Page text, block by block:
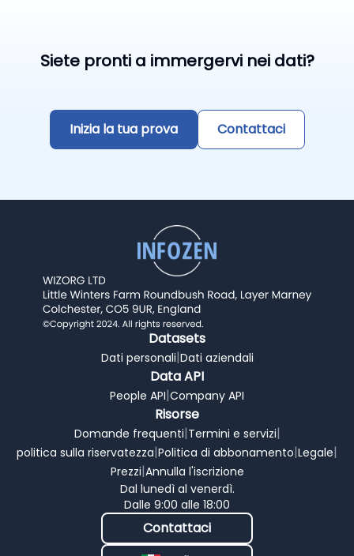
Siete pronti a immergervi nei dati?
Inizia la tua prova Contattaci
Datasets
Dati personali|Dati aziendali
Data API
People API|Company API
Risorse
Domande frequenti|Termini e servizi|
politica sulla riservatezza|Politica di abbonamento|Legale|
Prezzi|Annulla l'iscrizione
Dal lunedì al venerdì.
Dalle 9:00 alle 18:00
Contattaci